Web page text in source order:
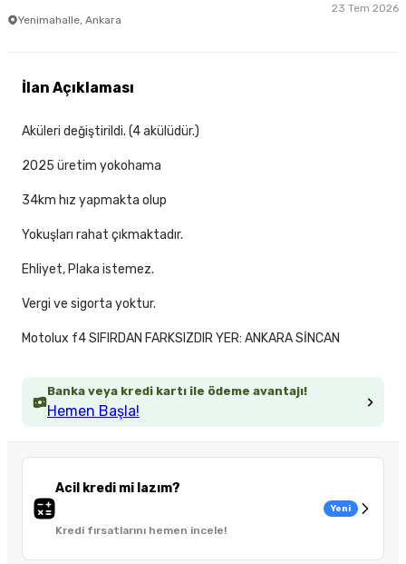
Yenimahalle, Ankara
23 Tem 2026
Banka veya kredi kartı ile ödeme avantajı!
Hemen Başla!
Acil kredi mi lazım?
Kredi fırsatlarını hemen incele!
Yeni
İlan Açıklaması
Aküleri değiştirildi. (4 akülüdür.)
2025 üretim yokohama
34km hız yapmakta olup
Yokuşları rahat çıkmaktadır.
Ehliyet, Plaka istemez.
Vergi ve sigorta yoktur.
Motolux f4 SIFIRDAN FARKSIZDIR YER: ANKARA SİNCAN